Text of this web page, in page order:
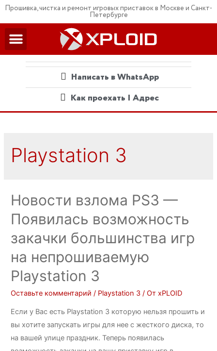
Прошивка, чистка и ремонт игровых приставок в Москве и Санкт-
Петербурге
Написать в WhatsApp
Как проехать | Адрес
Playstation 3
Новости взлома PS3 —
Появилась возможность
закачки большинства игр
на непрошиваемую
Playstation 3
Оставьте комментарий / Playstation 3 / ОтxPLOID
Если у Вас есть Playstation 3 которую нельзя прошить и
вы хотите запускать игры для нее с жесткого диска, то
на вашей улице праздник. Теперь появилась